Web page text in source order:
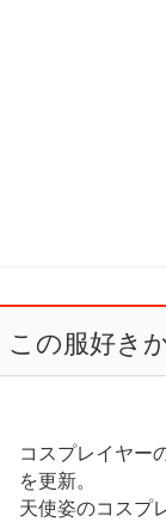
この服好き
コスプレイヤー
を更新。
天使姿のコスプ